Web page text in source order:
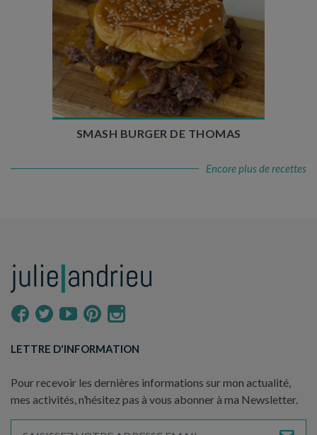
Temps de préparation : 20 min
Temps de cuisson : 5 à 10 min
Nombre de couverts : 4
SMASH BURGER DE THOMAS
Encore plus de recettes
LETTRE D'INFORMATION
Pour recevoir les dernières informations sur mon actualité,
mes activités, n’hésitez pas à vous abonner à ma Newsletter.